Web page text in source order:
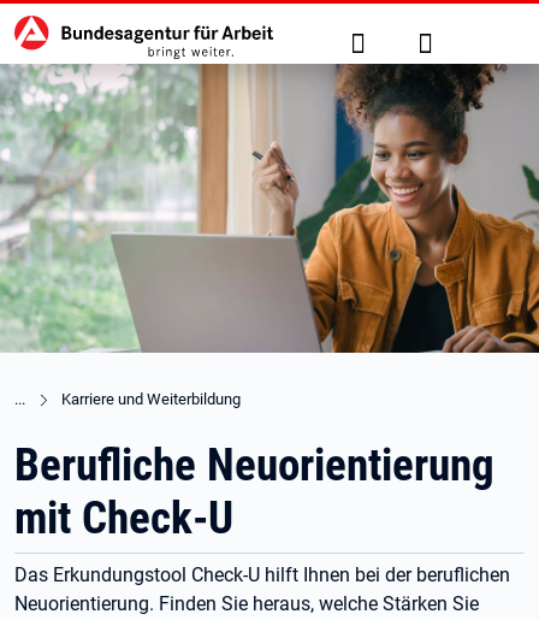
zu den Hauptinhalten springen
Hauptnavigation Suche Anmelden
Karriere und Weiterbildung
Berufliche Neuorientierung
mit Check-U
Das Erkundungstool Check-U hilft Ihnen bei der beruflichen
Neuorientierung. Finden Sie heraus, welche Stärken Sie